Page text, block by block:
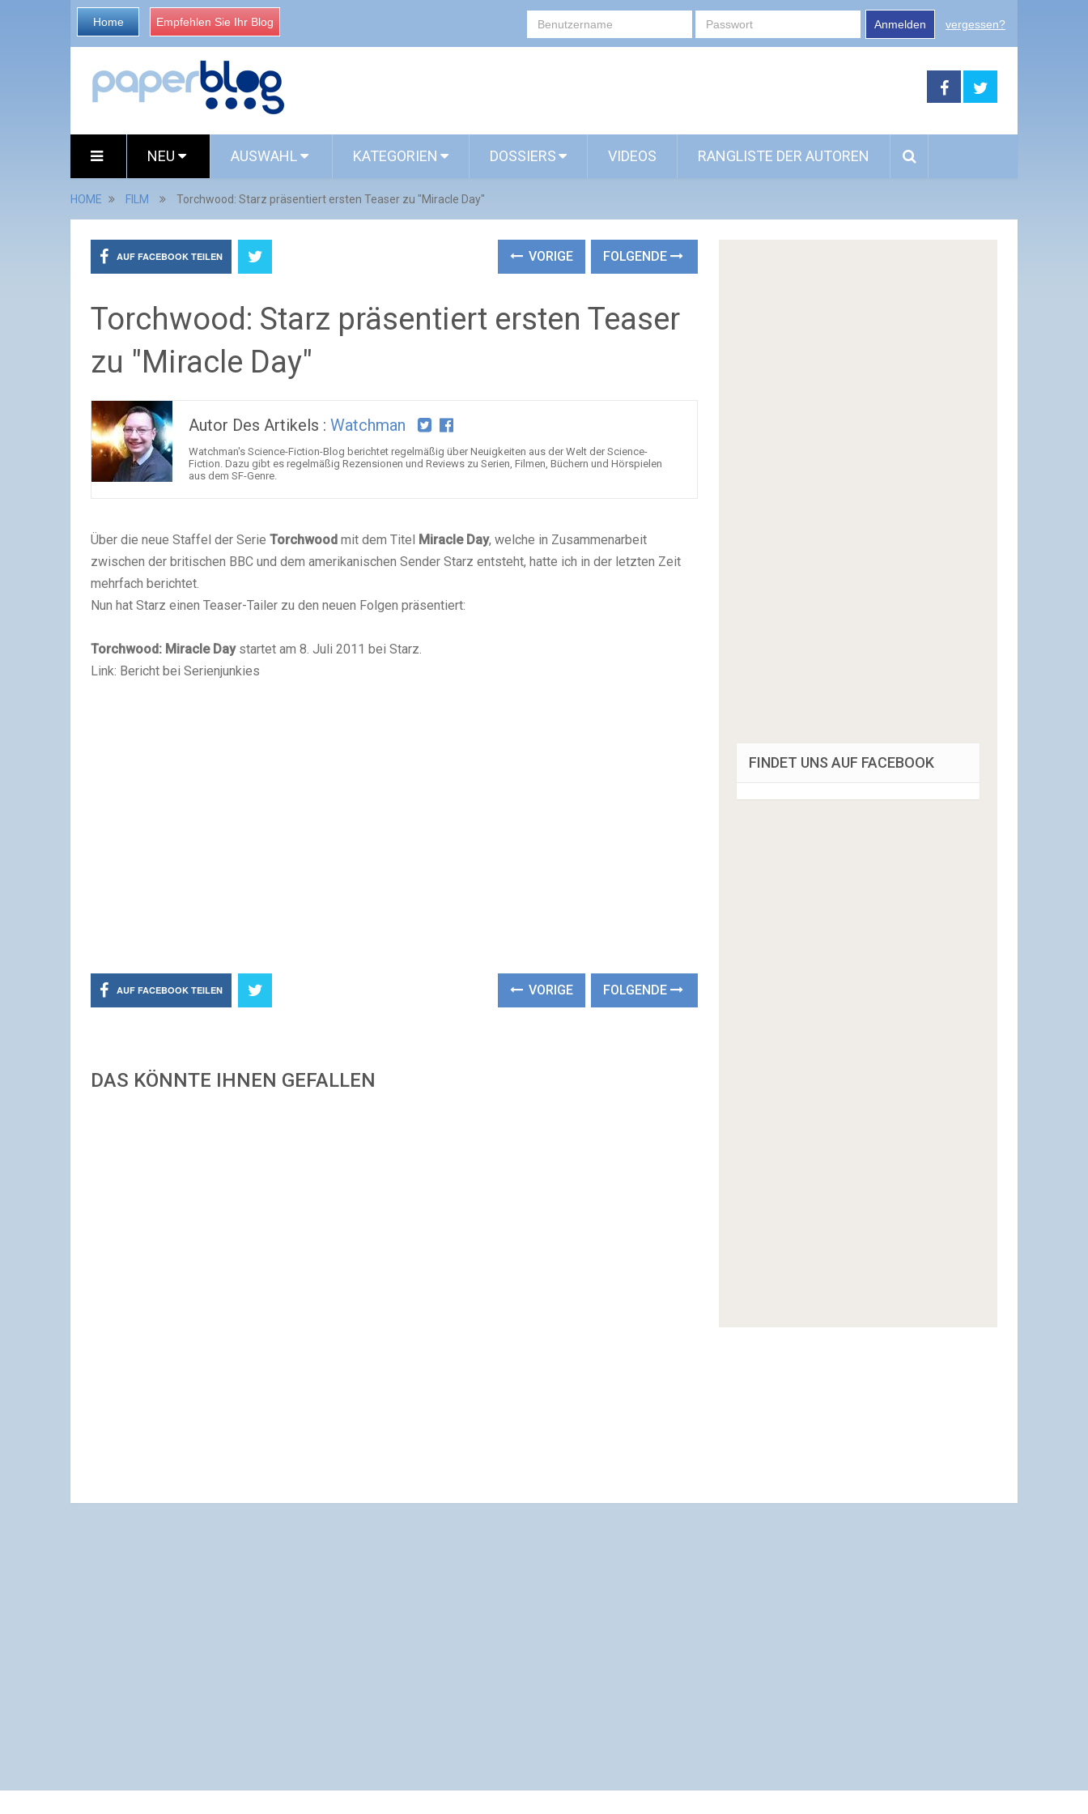
Home Empfehlen Sie Ihr Blog Anmelden vergessen?
NEU AUSWAHL KATEGORIEN DOSSIERS VIDEOS RANGLISTE DER AUTOREN
HOME FILM Torchwood: Starz präsentiert ersten Teaser zu "Miracle Day"
AUF FACEBOOK TEILEN VORIGE FOLGENDE
Torchwood: Starz präsentiert ersten Teaser
zu "Miracle Day"
Autor Des Artikels : Watchman
Watchman's Science-Fiction-Blog berichtet regelmäßig über Neuigkeiten aus der Welt der Science-
Fiction. Dazu gibt es regelmäßig Rezensionen und Reviews zu Serien, Filmen, Büchern und Hörspielen
aus dem SF-Genre.
Über die neue Staffel der Serie Torchwood mit dem Titel Miracle Day, welche in Zusammenarbeit
zwischen der britischen BBC und dem amerikanischen Sender Starz entsteht, hatte ich in der letzten Zeit
mehrfach berichtet.
Nun hat Starz einen Teaser-Tailer zu den neuen Folgen präsentiert:
Torchwood: Miracle Daystartet am 8. Juli 2011 bei Starz.
Link: Bericht bei Serienjunkies
AUF FACEBOOK TEILEN VORIGE FOLGENDE
DAS KÖNNTE IHNEN GEFALLEN
FINDET UNS AUF FACEBOOK